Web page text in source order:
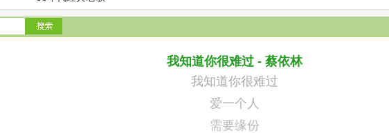
我知道你很难过 - 蔡依林
我知道你很难过
爱一个人
需要缘份